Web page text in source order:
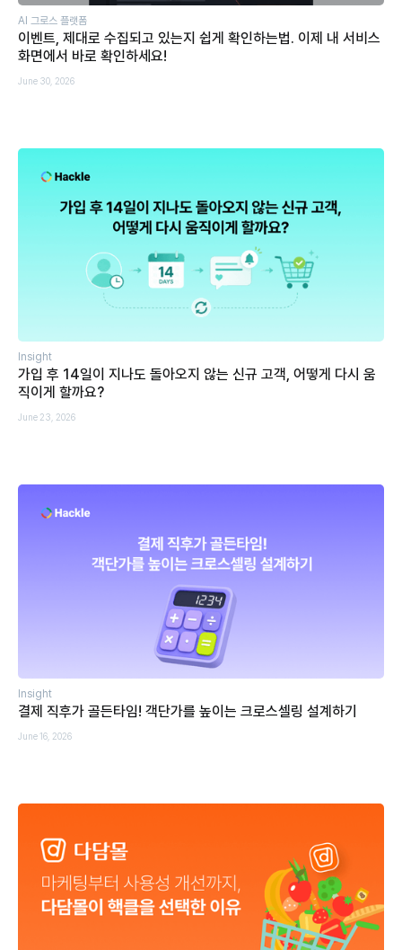
AI 그로스 플랫폼
이벤트, 제대로 수집되고 있는지 쉽게 확인하는법. 이제 내 서비스
화면에서 바로 확인하세요!
June 30, 2026
Insight
가입 후 14일이 지나도 돌아오지 않는 신규 고객, 어떻게 다시 움
직이게 할까요?
June 23, 2026
Insight
결제 직후가 골든타임! 객단가를 높이는 크로스셀링 설계하기
June 16, 2026